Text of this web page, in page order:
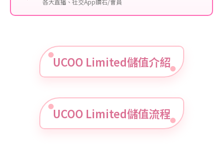
各大直播、社交App鑽石/會員
UCOO Limited儲值介紹
UCOO Limited儲值流程